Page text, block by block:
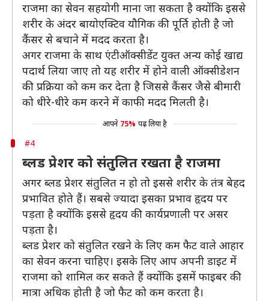
राजमा का सेवन सहयोगी माना जा सकता है क्योंकि इससे
शरीर के अंदर बायोएक्टिव यौगिक की पूर्ति होती है जो
कैंसर से बचाने में मदद करता है।
अगर राजमा के साथ एंटीऑक्सीडेंट युक्त अन्य कोई खाद्य
पदार्थ लिया जाए तो यह शरीर में होने वाली ऑक्सीडेशन
की प्रक्रिया को कम कर देता है जिससे कैंसर जैसे बीमारी
को धीरे-धीरे कम करने में काफी मदद मिलती है।
आपने 75% पढ़ लिया है
#4
ब्लड प्रेशर को संतुलित रखता है राजमा
अगर ब्लड प्रेशर संतुलित न हो तो इससे शरीर के तंत्र बेहद
प्रभावित होते हैं। सबसे ज्यादा इसका प्रभाव हृदय पर
पड़ता है क्योंकि इससे हृदय की कार्यप्रणाली पर असर
पड़ता है।
ब्लड प्रेशर को संतुलित रखने के लिए कम फैट वाले आहार
का सेवन करना चाहिए। इसके लिए आप अपनी डाइट में
राजमा को शामिल कर सकते हैं क्योंकि इसमें फाइबर की
मात्रा अधिक होती है जो फैट को कम करता है।